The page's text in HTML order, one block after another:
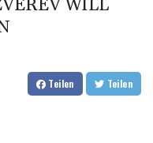
WILL
Teilen Teilen